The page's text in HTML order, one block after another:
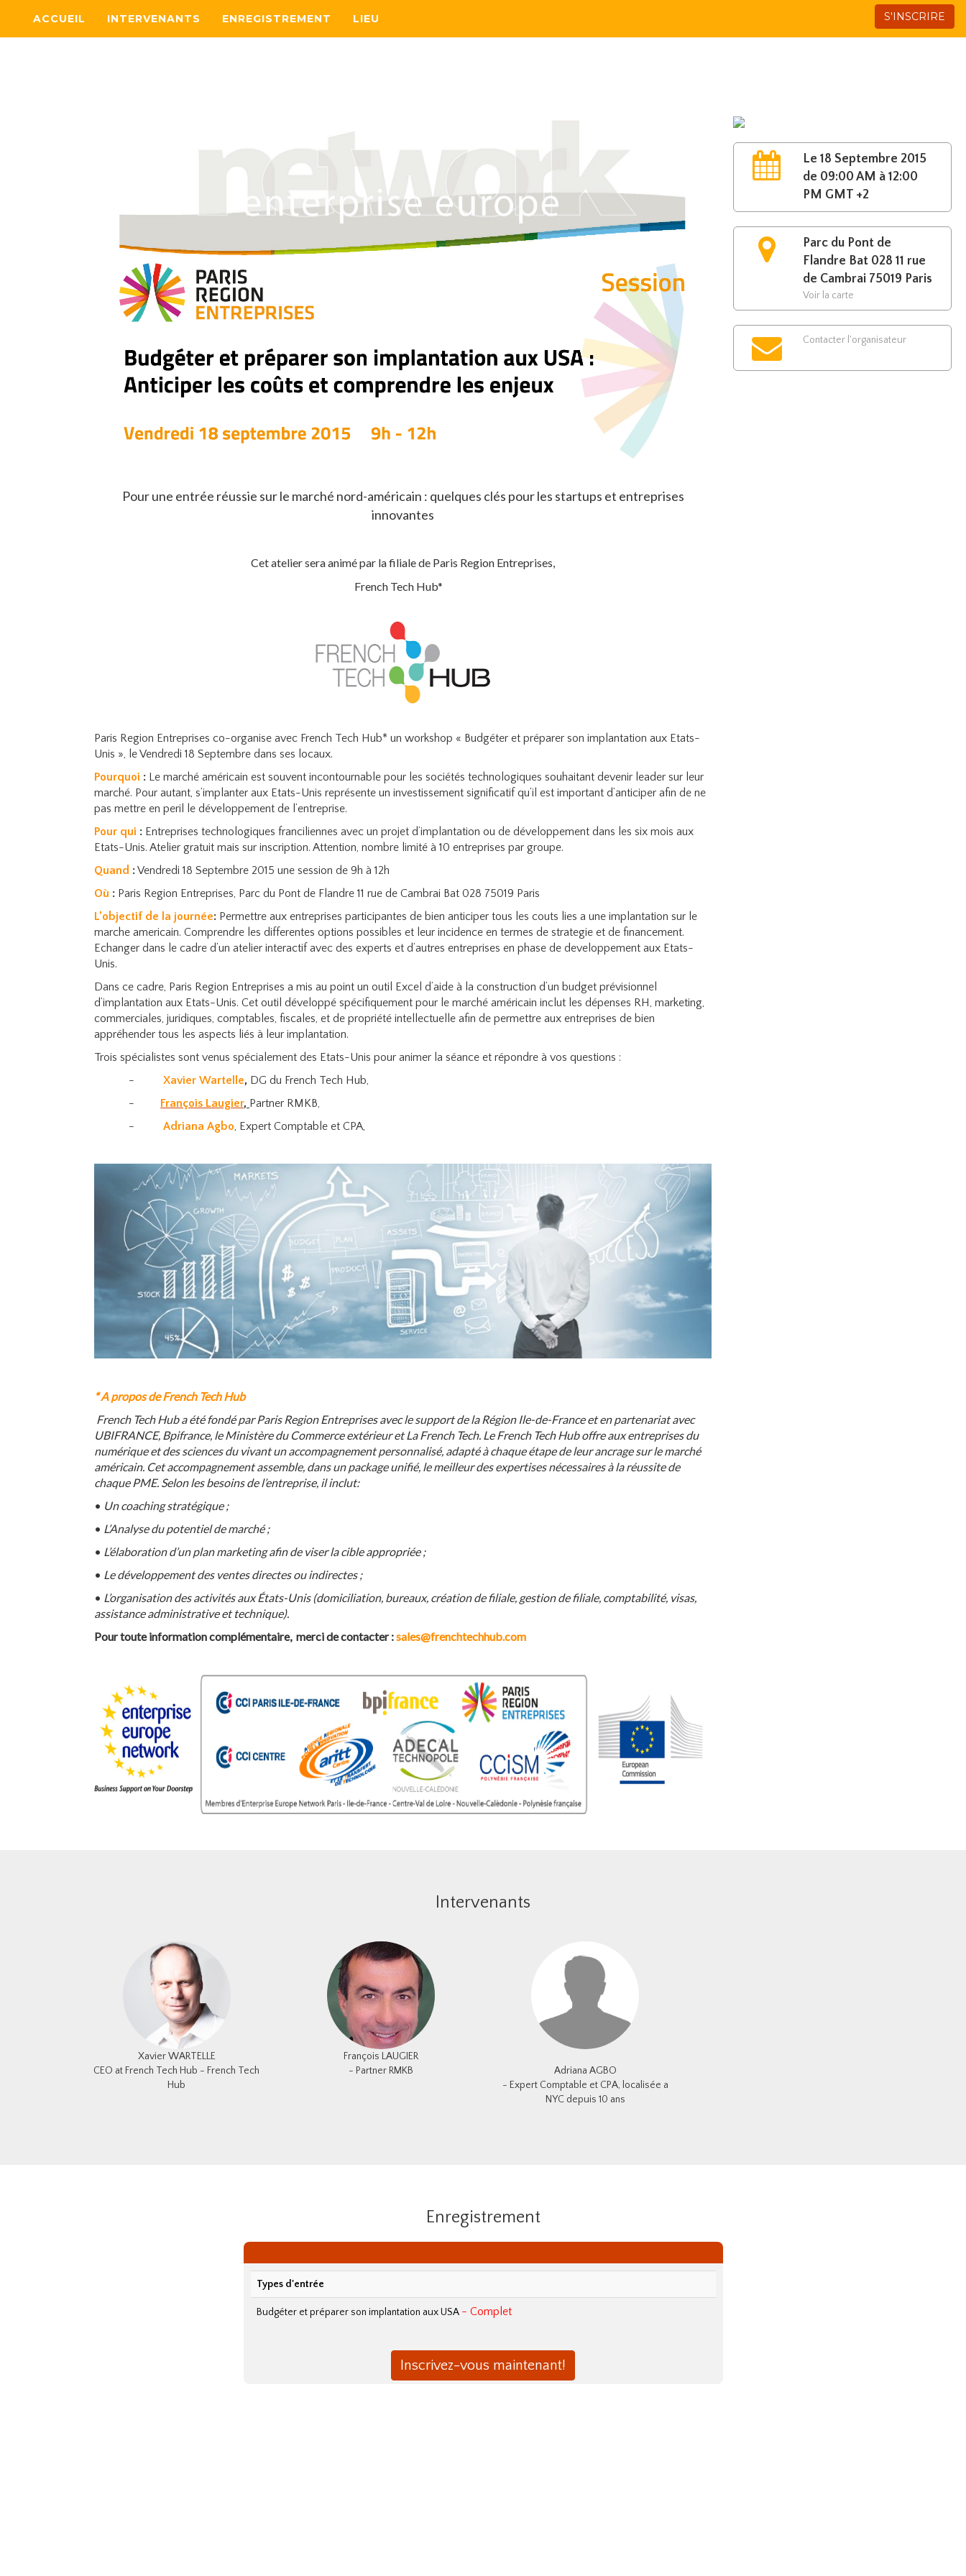
ACCUEIL INTERVENANTS ENREGISTREMENT LIEU S'INSCRIRE
Pour une entrée réussie sur le marché nord-américain : quelques clés pour les startups et entreprises
innovantes
Cet atelier sera animé par la filiale de Paris Region Entreprises,
French Tech Hub*
Paris Region Entreprises co-organise avec French Tech Hub* un workshop « Budgéter et préparer son implantation aux Etats-
Unis », le Vendredi 18 Septembre dans ses locaux.
Pourquoi : Le marché américain est souvent incontournable pour les sociétés technologiques souhaitant devenir leader sur leur
marché. Pour autant, s’implanter aux Etats-Unis représente un investissement significatif qu’il est important d’anticiper afin de ne
pas mettre en peril le développement de l’entreprise.
Pour qui : Entreprises technologiques franciliennes avec un projet d’implantation ou de développement dans les six mois aux
Etats-Unis. Atelier gratuit mais sur inscription. Attention, nombre limité à 10 entreprises par groupe.
Quand :Vendredi 18 Septembre 2015 une session de 9h à 12h
Où : Paris Region Entreprises, Parc du Pont de Flandre 11 rue de Cambrai Bat 028 75019 Paris
L’objectif de la journée: Permettre aux entreprises participantes de bien anticiper tous les couts lies a une implantation sur le
marche americain. Comprendre les differentes options possibles et leur incidence en termes de strategie et de financement.
Echanger dans le cadre d’un atelier interactif avec des experts et d’autres entreprises en phase de developpement aux Etats-
Unis.
Dans ce cadre, Paris Region Entreprises a mis au point un outil Excel d’aide à la construction d’un budget prévisionnel
d’implantation aux Etats-Unis. Cet outil développé spécifiquement pour le marché américain inclut les dépenses RH, marketing,
commerciales, juridiques, comptables, fiscales, et de propriété intellectuelle afin de permettre aux entreprises de bien
appréhender tous les aspects liés à leur implantation.
Trois spécialistes sont venus spécialement des Etats-Unis pour animer la séance et répondre à vos questions :
-
Xavier Wartelle, DG du French Tech Hub,
-
François Laugier, Partner RMKB,
-
Adriana Agbo, Expert Comptable et CPA,
* A propos de French Tech Hub
French Tech Hub a été fondé par Paris Region Entreprises avec le support de la Région Ile-de-France et en partenariat avec
UBIFRANCE, Bpifrance, le Ministère du Commerce extérieur et La French Tech. Le French Tech Hub offre aux entreprises du
numérique et des sciences du vivant un accompagnement personnalisé, adapté à chaque étape de leur ancrage sur le marché
américain. Cet accompagnement assemble, dans un package unifié, le meilleur des expertises nécessaires à la réussite de
chaque PME. Selon les besoins de l’entreprise, il inclut:
• Un coaching stratégique ;
• L’Analyse du potentiel de marché ;
• L’élaboration d’un plan marketing afin de viser la cible appropriée ;
• Le développement des ventes directes ou indirectes ;
• L’organisation des activités aux États-Unis (domiciliation, bureaux, création de filiale, gestion de filiale, comptabilité, visas,
assistance administrative et technique).
Pourtoute information complémentaire, merci de contacter :sales@frenchtechhub.com
Le 18 Septembre 2015
de 09:00 AM à 12:00
PM GMT +2
Parc du Pont de
Flandre Bat 028 11 rue
de Cambrai 75019 Paris
Voir la carte
Contacter l'organisateur
Intervenants
Xavier WARTELLE
CEO at French Tech Hub - French Tech
Hub
François LAUGIER
- Partner RMKB
Adriana AGBO
- Expert Comptable et CPA, localisée a
NYC depuis 10 ans
Enregistrement
Types d'entrée
Budgéter et préparer son implantation aux USA - Complet
Inscrivez-vous maintenant!